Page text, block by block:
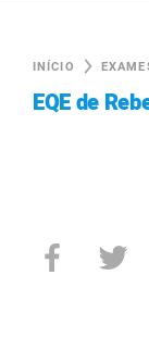
INÍCIO
EQE de